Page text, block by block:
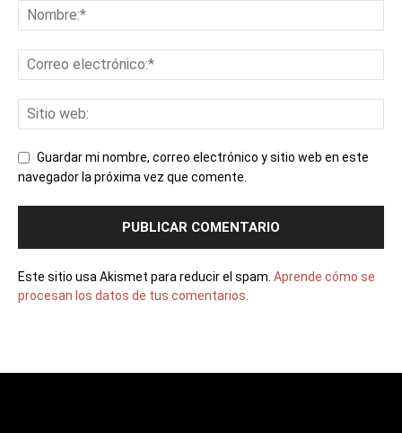
Guardar mi nombre, correo electrónico y sitio web en este
navegador la próxima vez que comente.
Este sitio usa Akismet para reducir el spam. Aprende cómo se
procesan los datos de tus comentarios.